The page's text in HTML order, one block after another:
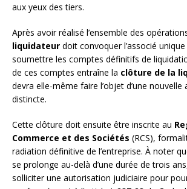
aux yeux des tiers.
Après avoir réalisé l’ensemble des
liquidateur doit convoquer l’associé
soumettre les comptes définitifs de
de ces comptes entraîne la clôture de la
devra elle-même faire l’objet d’une nouvelle
distincte.
Cette clôture doit ensuite être inscrite au
Commerce et des Sociétés (RCS),
radiation définitive de l’entreprise. À noter
se prolonge au-delà d’une durée de trois
solliciter une autorisation judiciaire pour